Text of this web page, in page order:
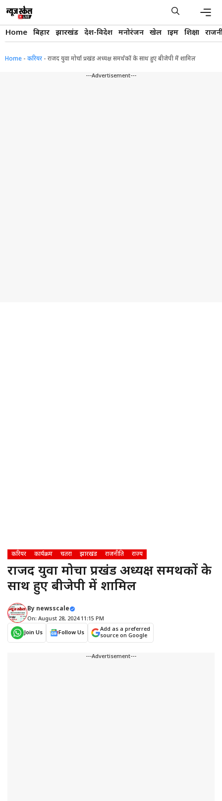
content
Home बिहार झारखंड देश-विदेश मनोरंजन खेल क्राइम शिक्षा
Home - करियर - राजद युवा मोर्चा प्रखंड अध्यक्ष समर्थकों के साथ हुए बीजेपी में शामिल
---Advertisement---
करियर कार्यक्रम चतरा झारखंड राजनीति राज्य
राजद युवा मोर्चा प्रखंड अध्यक्ष समर्थकों के
साथ हुए बीजेपी में शामिल
By newsscale
On: August 28, 2024 11:15 PM
Join Us
Follow Us
Add as a preferred
source on Google
---Advertisement---